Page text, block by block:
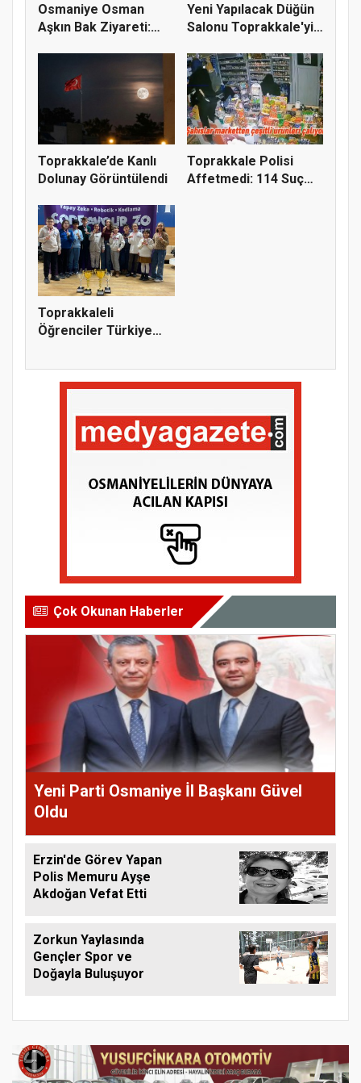
Osmaniye Osman
Aşkın Bak Ziyareti:
Yeni Yapılacak Düğün
Salonu Toprakkale'yi
Toprakkale’de Kanlı
Dolunay Görüntülendi
Toprakkale Polisi
Affetmedi: 114 Suç
Toprakkaleli
Öğrenciler Türkiye
Çok Okunan Haberler
Yeni Parti Osmaniye İl Başkanı Güvel
Oldu
Erzin'de Görev Yapan
Polis Memuru Ayşe
Akdoğan Vefat Etti
Zorkun Yaylasında
Gençler Spor ve
Doğayla Buluşuyor